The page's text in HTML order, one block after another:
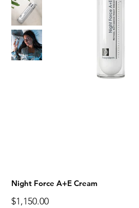
Night Force A+E Cream
Precio
$1,150.00